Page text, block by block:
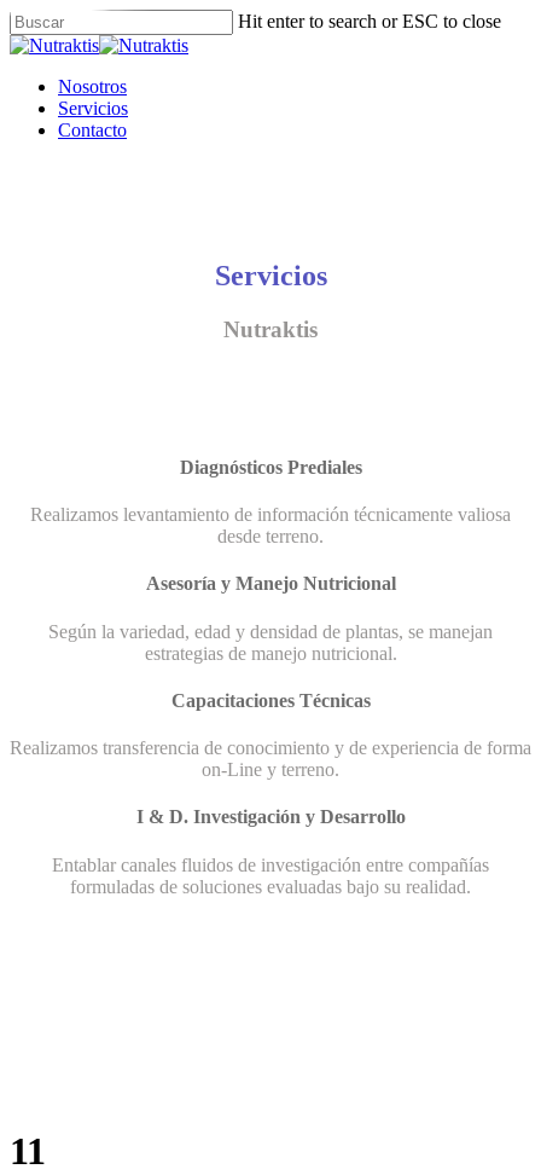
Skip
to
content
Hit enter to search or ESC to close
Close
Menu
Nosotros
Servicios
Contacto
Servicios
Nutraktis
Diagnósticos Prediales
Realizamos levantamiento de información técnicamente valiosa
desde terreno.
Asesoría y Manejo Nutricional
Según la variedad, edad y densidad de plantas, se manejan
estrategias de manejo nutricional.
Capacitaciones Técnicas
Realizamos transferencia de conocimiento y de experiencia de forma
on-Line y terreno.
I & D. Investigación y Desarrollo
Entablar canales fluidos de investigación entre compañías
formuladas de soluciones evaluadas bajo su realidad.
11